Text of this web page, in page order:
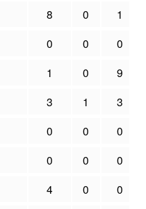
8 0
1
0 0
0
1 0
9
3 1
3
0 0
0
0 0
0
4 0
0